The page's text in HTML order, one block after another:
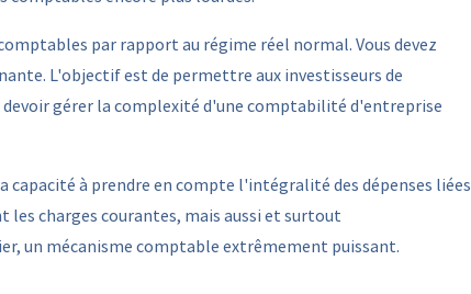
par rapport au régime réel normal. Vous devez
L'objectif est de permettre aux investisseurs de
gérer la complexité d'une comptabilité d'entreprise
capacité à prendre en compte l'intégralité des dépenses liées
charges courantes, mais aussi et surtout
un mécanisme comptable extrêmement puissant.